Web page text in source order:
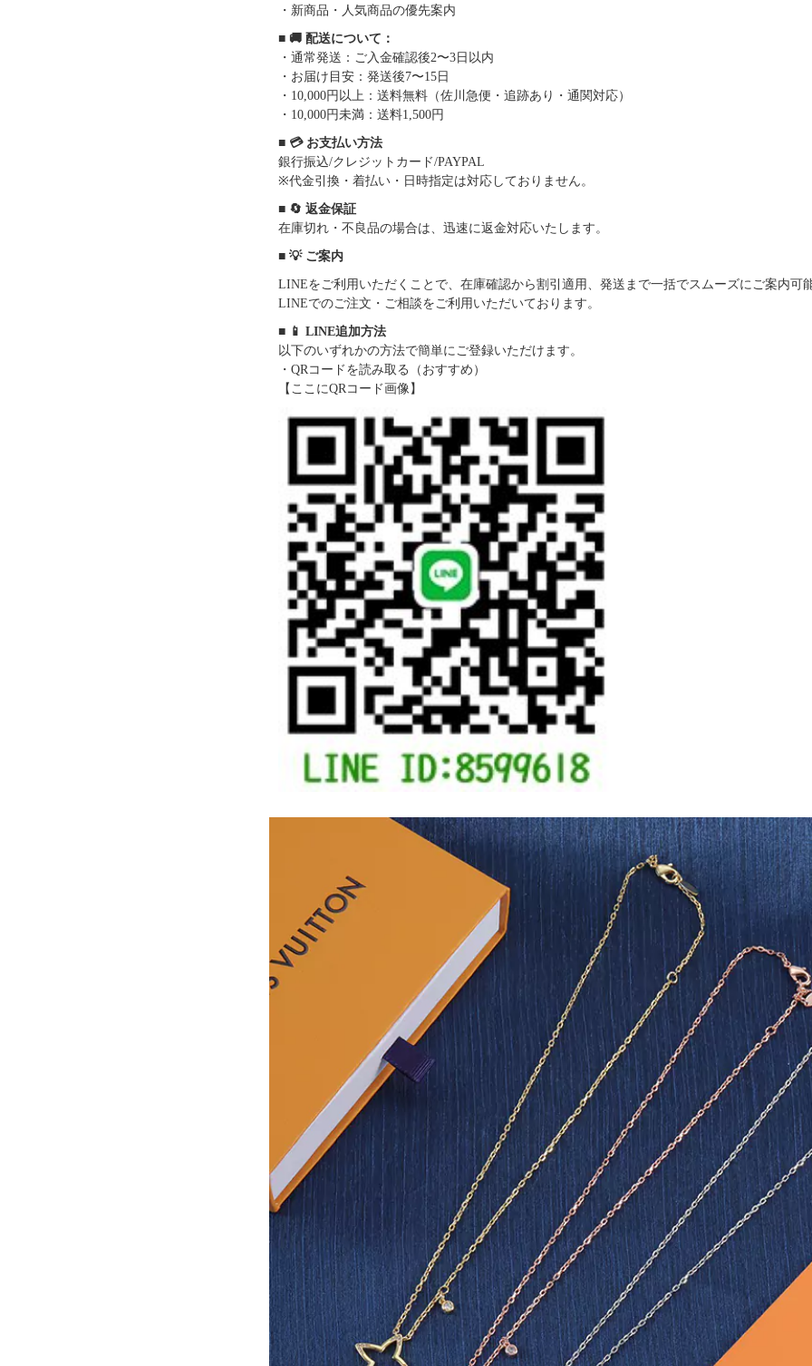
・新商品・人気商品の優先案内
■ 🚚 配送について：
・通常発送：ご入金確認後2〜3日以内
・お届け目安：発送後7〜15日
・10,000円以上：送料無料（佐川急便・追跡あり・通関対応）
・10,000円未満：送料1,500円
■ 💳 お支払い方法
銀行振込/クレジットカード/PAYPAL
※代金引換・着払い・日時指定は対応しておりません。
■ 🔄 返金保証
在庫切れ・不良品の場合は、迅速に返金対応いたします。
■ 💡 ご案内
LINEをご利用いただくことで、在庫確認から割引適用、発送まで一括でスムーズにご案内可
LINEでのご注文・ご相談をご利用いただいております。
■ 📱 LINE追加方法
以下のいずれかの方法で簡単にご登録いただけます。
・QRコードを読み取る（おすすめ）
【ここにQRコード画像】